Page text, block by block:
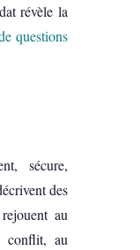
révèle la
questions
sécure,
des
au
conflit, au